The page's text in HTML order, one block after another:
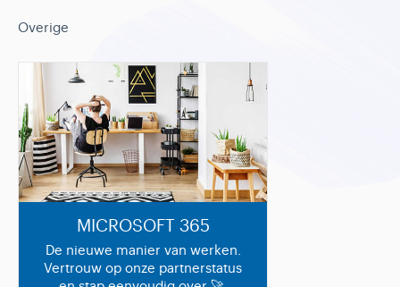
Overige
MICROSOFT 365
De nieuwe manier van werken.
Vertrouw op onze partnerstatus